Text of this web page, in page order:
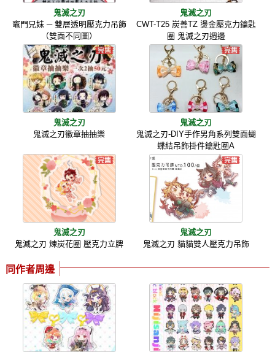
鬼滅之刃
竈門兄妹 ─ 雙層透明壓克力吊飾
（雙面不同圖）
鬼滅之刃
CWT-T25 炭善TZ 燙金壓克力鑰匙
圈 鬼滅之刃週邊
鬼滅之刃
鬼滅之刃徽章抽抽樂
鬼滅之刃
鬼滅之刃-DIY手作男角系列雙面蝴
蝶結吊飾掛件鑰匙圈A
鬼滅之刃
鬼滅之刃 煉炭花圈 壓克力立牌
鬼滅之刃
鬼滅之刃 貓貓雙人壓克力吊飾
同作者周邊